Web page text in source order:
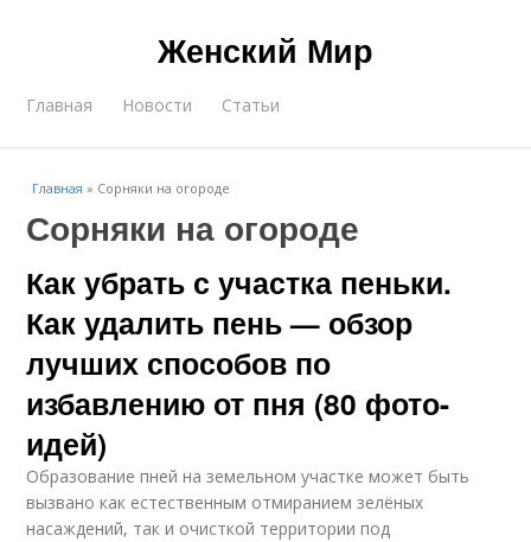
Женский Мир
Главная Новости Статьи
Главная » Сорняки на огороде
Сорняки на огороде
Как убрать с участка пеньки.
Как удалить пень — обзор
лучших способов по
избавлению от пня (80 фото-
идей)
Образование пней на земельном участке может быть
вызвано как естественным отмиранием зелёных
насаждений, так и очисткой территории под